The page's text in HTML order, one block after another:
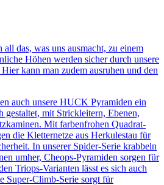
das, was uns ausmacht, zu einem
Höhen werden sicher durch unsere
kann man zudem ausruhen und den
auch unsere HUCK Pyramiden ein
gestaltet, mit Strickleitern, Ebenen,
Mit farbenfrohen Quadrat-
die Kletternetze aus Herkulestau für
In unserer Spider-Serie krabbeln
umher, Cheops-Pyramiden sorgen für
Triops-Varianten lässt es sich auch
Super-Climb-Serie sorgt für